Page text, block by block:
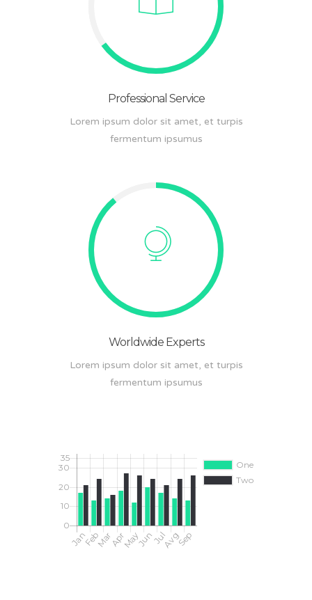
Professional Service
Lorem ipsum dolor sit amet, et turpis
fermentum ipsumus
Worldwide Experts
Lorem ipsum dolor sit amet, et turpis
fermentum ipsumus